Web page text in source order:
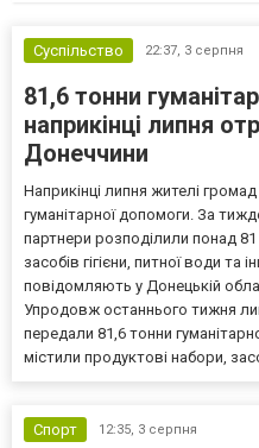
Суспільство 22:37, 3 серпня
81,6 тонни
наприкінці липня
Донеччини
Наприкінці липня жителі
гуманітарної допомоги. За
партнери розподілили понад
засобів гігієни, питної води та
повідомляють у Донецькій
Упродовж останнього тижня
передали 81,6 тонни
містили продуктові набори,
Спорт 12:35, 3 серпня